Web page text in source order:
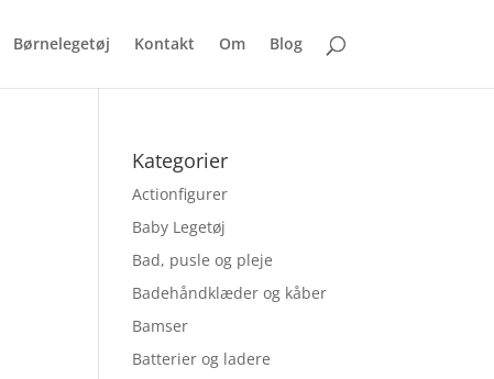
Børnelegetøj Kontakt Om Blog
Kategorier
Actionfigurer
Baby Legetøj
Bad, pusle og pleje
Badehåndklæder og kåber
Bamser
Batterier og ladere